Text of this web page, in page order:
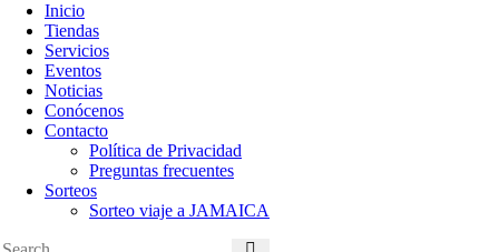
Inicio
Tiendas
Servicios
Eventos
Noticias
Conócenos
Contacto
Política de Privacidad
Preguntas frecuentes
Sorteos
Sorteo viaje a JAMAICA